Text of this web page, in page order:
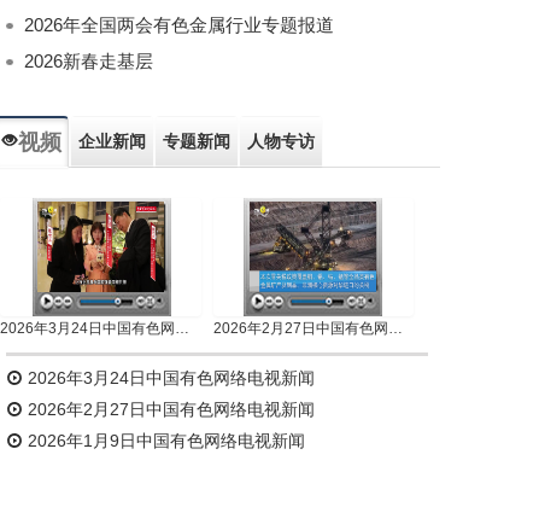
2026年全国两会有色金属行业专题报道
2026新春走基层
视频 企业新闻 专题新闻 人物专访
2026年3月24日中国有色网络电视新闻 2026年2月27日中国有色网络电视新闻
2026年3月24日中国有色网络电视新闻
2026年2月27日中国有色网络电视新闻
2026年1月9日中国有色网络电视新闻